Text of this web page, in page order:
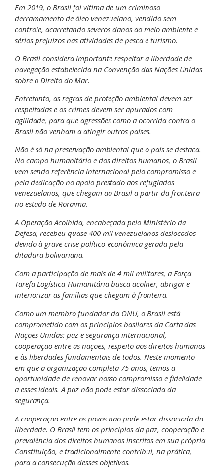
Em 2019, o Brasil foi vítima de um criminoso
derramamento de óleo venezuelano, vendido sem
controle, acarretando severos danos ao meio ambiente e
sérios prejuízos nas atividades de pesca e turismo.
O Brasil considera importante respeitar a liberdade de
navegação estabelecida na Convenção das Nações Unidas
sobre o Direito do Mar.
Entretanto, as regras de proteção ambiental devem ser
respeitadas e os crimes devem ser apurados com
agilidade, para que agressões como a ocorrida contra o
Brasil não venham a atingir outros países.
Não é só na preservação ambiental que o país se destaca.
No campo humanitário e dos direitos humanos, o Brasil
vem sendo referência internacional pelo compromisso e
pela dedicação no apoio prestado aos refugiados
venezuelanos, que chegam ao Brasil a partir da fronteira
no estado de Roraima.
A Operação Acolhida, encabeçada pelo Ministério da
Defesa, recebeu quase 400 mil venezuelanos deslocados
devido à grave crise político-econômica gerada pela
ditadura bolivariana.
Com a participação de mais de 4 mil militares, a Força
Tarefa Logística-Humanitária busca acolher, abrigar e
interiorizar as famílias que chegam à fronteira.
Como um membro fundador da ONU, o Brasil está
comprometido com os princípios basilares da Carta das
Nações Unidas: paz e segurança internacional,
cooperação entre as nações, respeito aos direitos humanos
e às liberdades fundamentais de todos. Neste momento
em que a organização completa 75 anos, temos a
oportunidade de renovar nosso compromisso e fidelidade
a esses ideais. A paz não pode estar dissociada da
segurança.
A cooperação entre os povos não pode estar dissociada da
liberdade. O Brasil tem os princípios da paz, cooperação e
prevalência dos direitos humanos inscritos em sua própria
Constituição, e tradicionalmente contribui, na prática,
para a consecução desses objetivos.